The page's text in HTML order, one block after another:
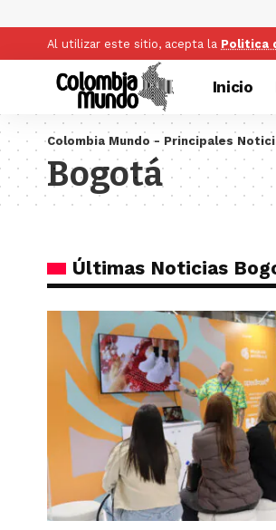
Al utilizar este sitio, acepta la Politica
Inicio
Colombia Mundo - Principales
Bogotá
Últimas Noticias